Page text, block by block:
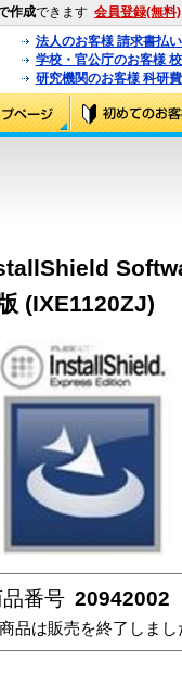
作成できます 会員登録(無料)
法人のお客様 請求書払
学校・官公庁のお客様
研究機関のお客様 科研
(IXE1120ZJ)
番号 20942002
品は販売を終了しまし